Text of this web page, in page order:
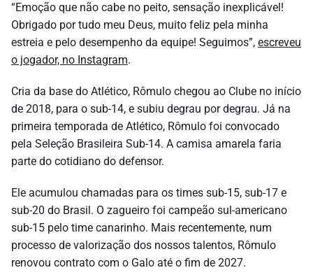
“Emoção que não cabe no peito, sensação inexplicável!
Obrigado por tudo meu Deus, muito feliz pela minha
estreia e pelo desempenho da equipe! Seguimos”, escreveu
o jogador, no Instagram.
Cria da base do Atlético, Rômulo chegou ao Clube no início
de 2018, para o sub-14, e subiu degrau por degrau. Já na
primeira temporada de Atlético, Rômulo foi convocado
pela Seleção Brasileira Sub-14. A camisa amarela faria
parte do cotidiano do defensor.
Ele acumulou chamadas para os times sub-15, sub-17 e
sub-20 do Brasil. O zagueiro foi campeão sul-americano
sub-15 pelo time canarinho. Mais recentemente, num
processo de valorização dos nossos talentos, Rômulo
renovou contrato com o Galo até o fim de 2027.